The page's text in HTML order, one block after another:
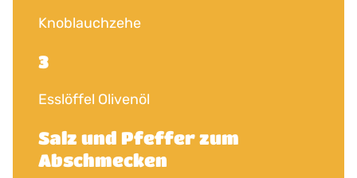
Knoblauchzehe
3
Esslöffel Olivenöl
Salz und Pfeffer zum
Abschmecken